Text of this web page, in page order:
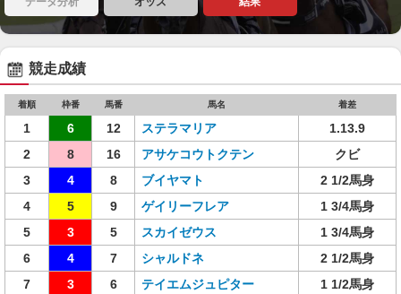
競走成績
着順 枠番 馬番 馬名 着差
1 6 12 ステラマリア
1.13.9
2
8 16 アサケコウトクテン
クビ
3
4 8 ブイヤマト
2 1/2馬身
4
5 9 ゲイリーフレア
1 3/4馬身
5
3 5 スカイゼウス
1 3/4馬身
6
4 7 シャルドネ
2 1/2馬身
7
3 6 テイエムジュピター
1 1/2馬身